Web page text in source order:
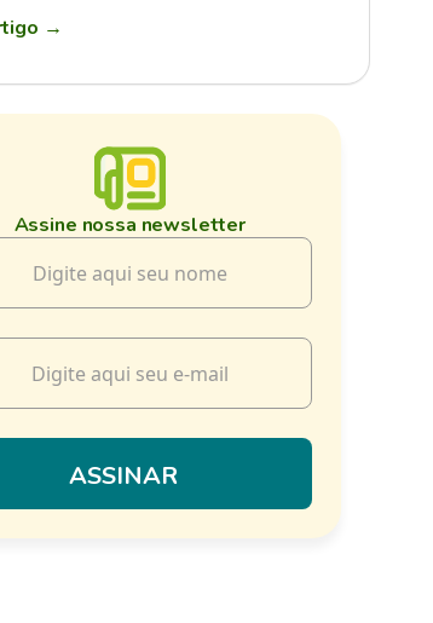
→
Assine nossa newsletter